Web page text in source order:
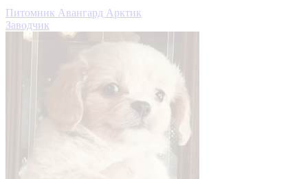
Питомник Авангард Арктик
Заводчик